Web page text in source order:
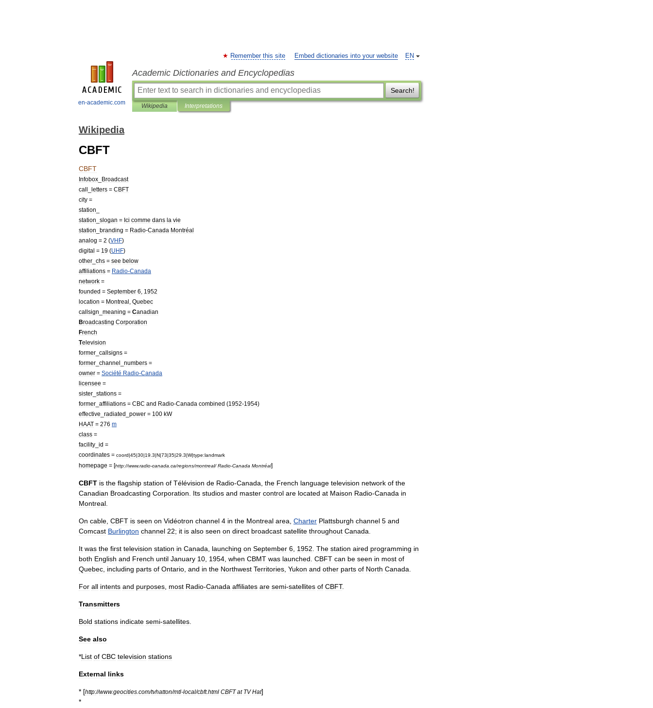
en-academic.com
EN
Remember this site Embed dictionaries into your website
Academic Dictionaries and Encyclopedias
Search!
Wikipedia Interpretations
Wikipedia
CBFT
CBFT
Infobox
Broadcast
call
letters = CBFT
city =
station
station
slogan = Ici comme dans la vie
station
branding = Radio-Canada Montréal
analog = 2 (VHF)
digital = 19 (UHF)
other chs = see below
affiliations = Radio-Canada
network =
founded = September 6
1952
location = Montreal Quebec
callsign
meaning = Canadian
Broadcasting Corporation
French
Television
former callsigns =
former channel numbers =
owner = Société Radio-Canada
licensee =
sister stations =
former affiliations = CBC and Radio-Canada combined (1952-1954)
effective
radiated power = 100 kW
HAAT = 276 m
class =
facility id =
coordinates = coord|45|30|19 3|N|73|35|29 3|W|type:landmark
homepage = [http://www.radio-canada ca/regions/montreal/Radio-Canada Montréal]
CBFT is the flagship station of Télévision de Radio-Canada the French language television network of the
Canadian Broadcasting Corporation Its studios and master control are located at Maison Radio-Canada in
Montreal
On cable CBFT is seen on Vidéotron channel 4 in the Montreal area Charter Plattsburgh channel 5 and
Comcast Burlington channel 22; it is also seen on direct broadcast satellite throughout Canada
It was the first television station in Canada launching on September 6 1952 The station aired programming in
both English and French until January 10 1954 when CBMT was launched CBFT can be seen in most of
Quebec including parts of Ontario and in the Northwest Territories Yukon and other parts of North Canada
For all intents and purposes most Radio-Canada affiliates are semi-satellites of CBFT.
Transmitters
Bold stations indicate semi-satellites
See also
*List of CBC television stations
External links
* [http://www.geocities com/tvhatton/mtl-local/cbft.html CBFT at TV Hat]
*